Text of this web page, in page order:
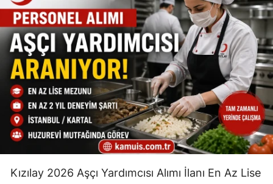
Kızılay 2026 Aşçı Yardımcısı Alımı İlanı En Az Lise